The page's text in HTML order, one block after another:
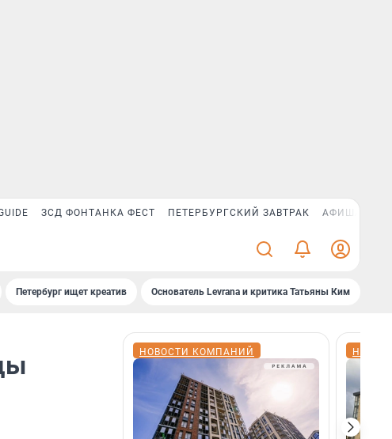
ЗСД ФОНТАНКА ФЕСТ ПЕТЕРБУРГСКИЙ ЗАВТРАК АФИША PLUS
Петербург ищет креатив Основатель Levrana и критика Татьяны Ким
НОВОСТИ КОМПАНИЙ